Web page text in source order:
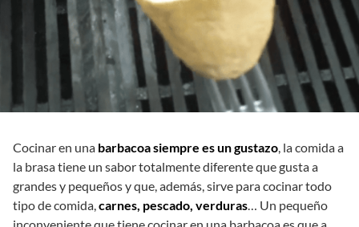
Cocinar en una barbacoa siempre es un gustazo , la comida a
la brasa tiene un sabor totalmente diferente que gusta a
grandes y pequeños y que, además, sirve para cocinar todo
tipo de comida, carnes, pescado, verduras … Un pequeño
inconveniente que tiene cocinar en una barbacoa es que a